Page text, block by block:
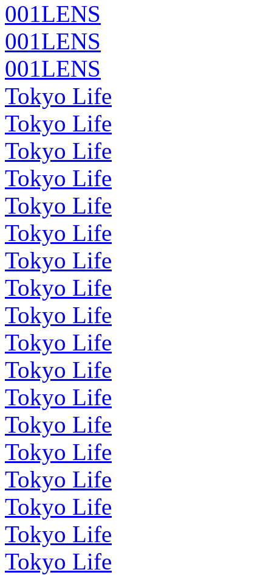
001LENS
001LENS
001LENS
Tokyo Life
Tokyo Life
Tokyo Life
Tokyo Life
Tokyo Life
Tokyo Life
Tokyo Life
Tokyo Life
Tokyo Life
Tokyo Life
Tokyo Life
Tokyo Life
Tokyo Life
Tokyo Life
Tokyo Life
Tokyo Life
Tokyo Life
Tokyo Life